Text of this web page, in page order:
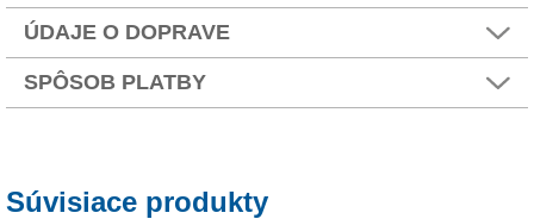
ÚDAJE O DOPRAVE
SPÔSOB PLATBY
Súvisiace produkty